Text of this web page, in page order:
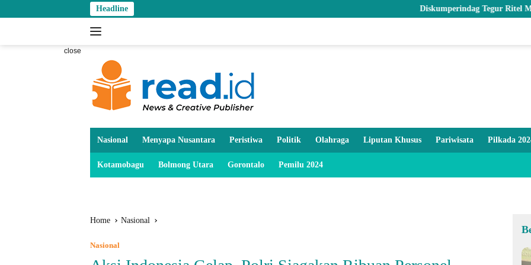
to
Headline Diskumperindag Tegur Ritel Modern dan
close
Nasional Menyapa Nusantara Peristiwa Politik Olahraga Liputan Khusus Pariwisata Pilkada
Kotamobagu Bolmong Utara Gorontalo Pemilu 2024
Home Nasional
Nasional